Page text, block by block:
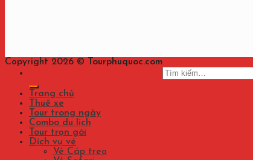
Copyright 2026 ©
Tourphuquoc.com
Tìm
kiếm:
Trang chủ
Thuê xe
Tour trong ngày
Combo du lịch
Tour trọn gói
Dịch vụ vé
Vé Cáp treo